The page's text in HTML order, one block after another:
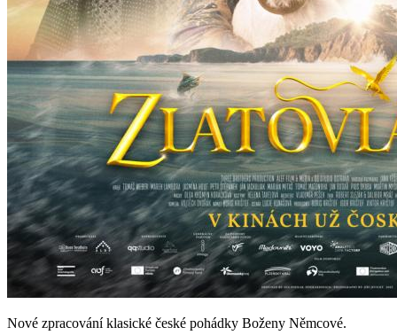
Nové zpracování klasické české pohádky Boženy Němcové.